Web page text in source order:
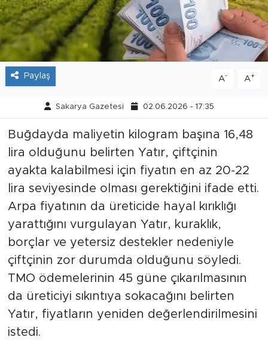
Paylaş A- A+
Sakarya Gazetesi 02.06.2026 - 17:35
Buğdayda maliyetin kilogram başına 16,48
lira olduğunu belirten Yatır, çiftçinin
ayakta kalabilmesi için fiyatın en az 20-22
lira seviyesinde olması gerektiğini ifade etti.
Arpa fiyatının da üreticide hayal kırıklığı
yarattığını vurgulayan Yatır, kuraklık,
borçlar ve yetersiz destekler nedeniyle
çiftçinin zor durumda olduğunu söyledi.
TMO ödemelerinin 45 güne çıkarılmasının
da üreticiyi sıkıntıya sokacağını belirten
Yatır, fiyatların yeniden değerlendirilmesini
istedi.
Söyleşi
Foto Şaka
Teknoloji
Politika